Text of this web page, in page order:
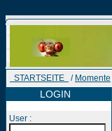
STARTSEITE / Momente
LOGIN
User :